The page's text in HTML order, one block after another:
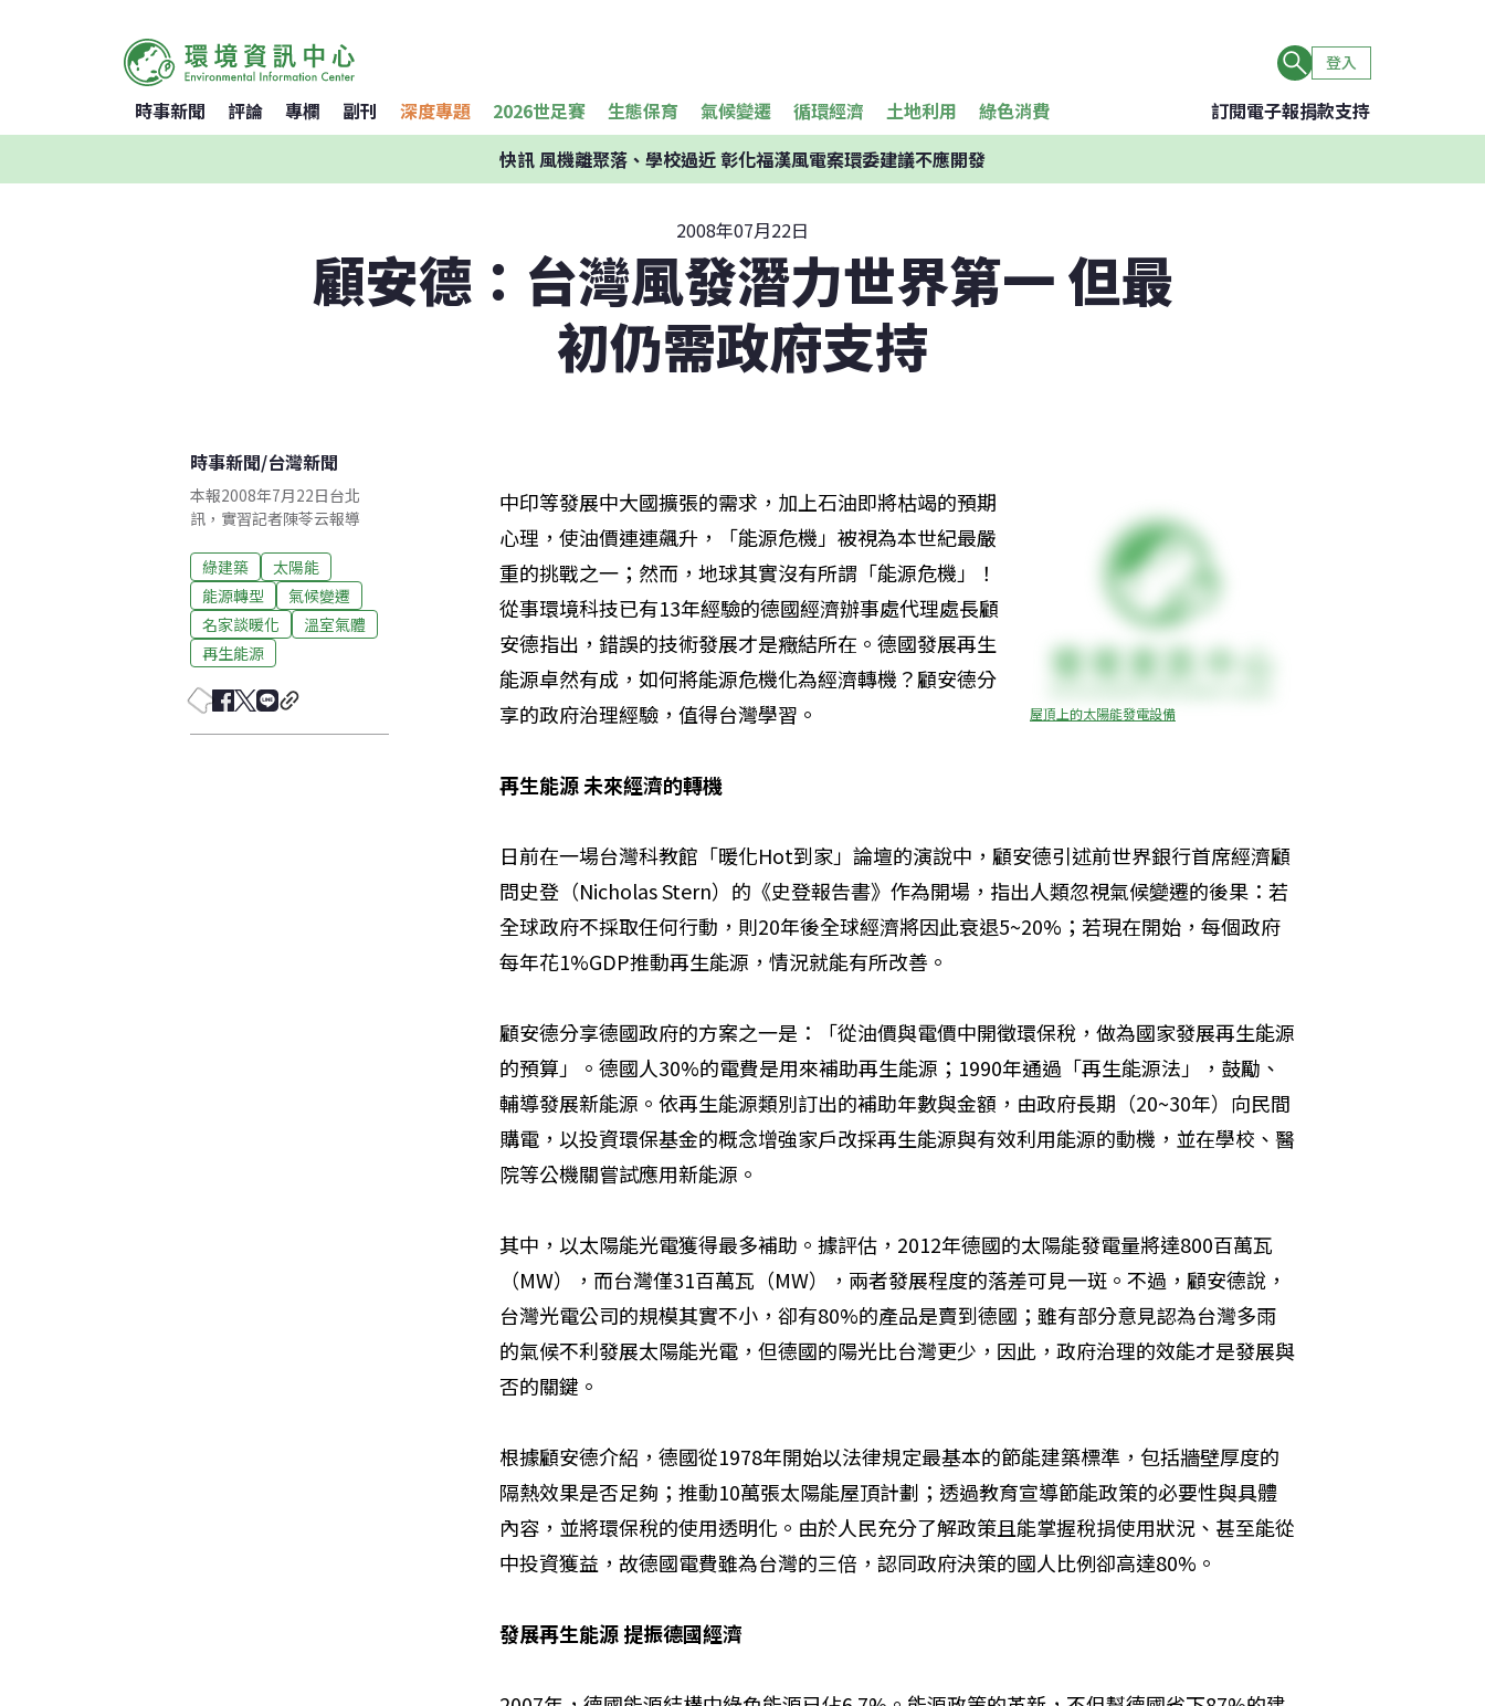
登入
時事新聞 評論 專欄 副刊 深度專題 2026世足賽 生態保育 氣候變遷 循環經濟 土地利用 綠色消費 訂閱電子報捐款支持
快訊風機離聚落、學校過近 彰化福漢風電案環委建議不應開發
2008年07月22日
顧安德：台灣風發潛力世界第一 但最
初仍需政府支持
時事新聞/台灣新聞
本報2008年7月22日台北
訊，實習記者陳苓云報導
綠建築
太陽能
能源轉型
氣候變遷
名家談暖化
溫室氣體
再生能源
屋頂上的太陽能發電設備
中印等發展中大國擴張的需求，加上石油即將枯竭的預期
心理，使油價連連飆升，「能源危機」被視為本世紀最嚴
重的挑戰之一；然而，地球其實沒有所謂「能源危機」！
從事環境科技已有13年經驗的德國經濟辦事處代理處長顧
安德指出，錯誤的技術發展才是癥結所在。德國發展再生
能源卓然有成，如何將能源危機化為經濟轉機？顧安德分
享的政府治理經驗，值得台灣學習。
再生能源 未來經濟的轉機
日前在一場台灣科教館「暖化Hot到家」論壇的演說中，顧安德引述前世界銀行首席經濟顧
問史登（Nicholas Stern）的《史登報告書》作為開場，指出人類忽視氣候變遷的後果：若
全球政府不採取任何行動，則20年後全球經濟將因此衰退5~20%；若現在開始，每個政府
每年花1%GDP推動再生能源，情況就能有所改善。
顧安德分享德國政府的方案之一是：「從油價與電價中開徵環保稅，做為國家發展再生能源
的預算」。德國人30%的電費是用來補助再生能源；1990年通過「再生能源法」，鼓勵、
輔導發展新能源。依再生能源類別訂出的補助年數與金額，由政府長期（20~30年）向民間
購電，以投資環保基金的概念增強家戶改採再生能源與有效利用能源的動機，並在學校、醫
院等公機關嘗試應用新能源。
其中，以太陽能光電獲得最多補助。據評估，2012年德國的太陽能發電量將達800百萬瓦
（MW），而台灣僅31百萬瓦（MW），兩者發展程度的落差可見一斑。不過，顧安德說，
台灣光電公司的規模其實不小，卻有80%的產品是賣到德國；雖有部分意見認為台灣多雨
的氣候不利發展太陽能光電，但德國的陽光比台灣更少，因此，政府治理的效能才是發展與
否的關鍵。
根據顧安德介紹，德國從1978年開始以法律規定最基本的節能建築標準，包括牆壁厚度的
隔熱效果是否足夠；推動10萬張太陽能屋頂計劃；透過教育宣導節能政策的必要性與具體
內容，並將環保稅的使用透明化。由於人民充分了解政策且能掌握稅捐使用狀況、甚至能從
中投資獲益，故德國電費雖為台灣的三倍，認同政府決策的國人比例卻高達80%。
發展再生能源 提振德國經濟